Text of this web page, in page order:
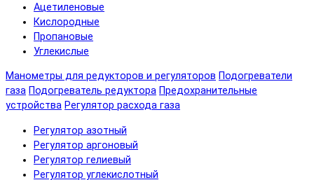
Ацетиленовые
Кислородные
Пропановые
Углекислые
Манометры для редукторов и регуляторов Подогреватели
газа Подогреватель редуктора Предохранительные
устройства Регулятор расхода газа
Регулятор азотный
Регулятор аргоновый
Регулятор гелиевый
Регулятор углекислотный